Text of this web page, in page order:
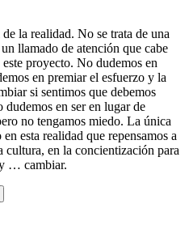
la realidad. No se trata de una
llamado de atención que cabe
proyecto. No dudemos en
en premiar el esfuerzo y la
si sentimos que debemos
en ser en lugar de
no tengamos miedo. La única
esta realidad que repensamos a
cultura, en la concientización para
… cambiar.